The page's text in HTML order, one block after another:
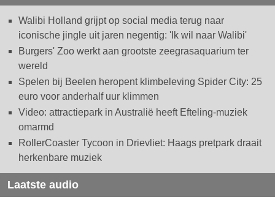
Walibi Holland grijpt op social media terug naar
iconische jingle uit jaren negentig: 'Ik wil naar Walibi'
Burgers' Zoo werkt aan grootste zeegrasaquarium ter
wereld
Spelen bij Beelen heropent klimbeleving Spider City: 25
euro voor anderhalf uur klimmen
Video: attractiepark in Australië heeft Efteling-muziek
omarmd
RollerCoaster Tycoon in Drievliet: Haags pretpark draait
herkenbare muziek
Laatste audio